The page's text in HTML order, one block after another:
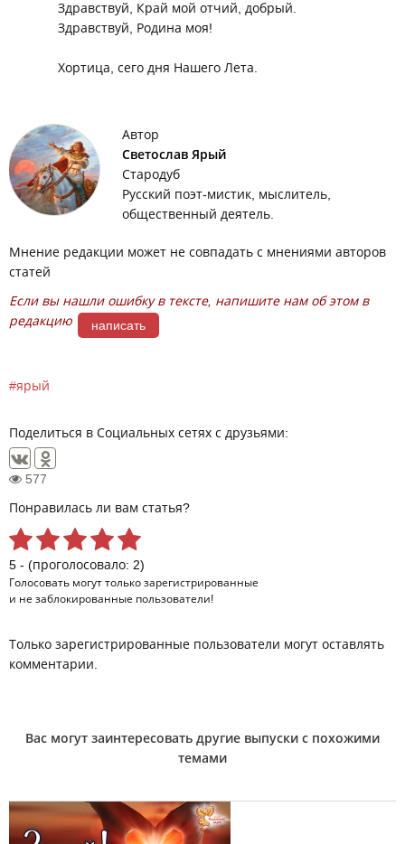
Здравствуй, Край мой отчий, добрый.
Здравствуй, Родина моя!
Хортица, сего дня Нашего Лета.
Автор
Светослав Ярый
Стародуб
Русский поэт-мистик, мыслитель,
общественный деятель.
Мнение редакции может не совпадать с мнениями авторов
статей
Если вы нашли ошибку в тексте, напишите нам об этом в
редакцию
написать
ярый
Поделиться в Социальных сетях с друзьями:
577
Понравилась ли вам статья?
5 - (проголосовало: 2)
Голосовать могут только зарегистрированные
и не заблокированные пользователи!
Только зарегистрированные пользователи могут оставлять
комментарии.
Вас могут заинтересовать другие выпуски с похожими
темами